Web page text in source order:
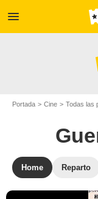
menu
Portada Cine Todas las
Home Reparto